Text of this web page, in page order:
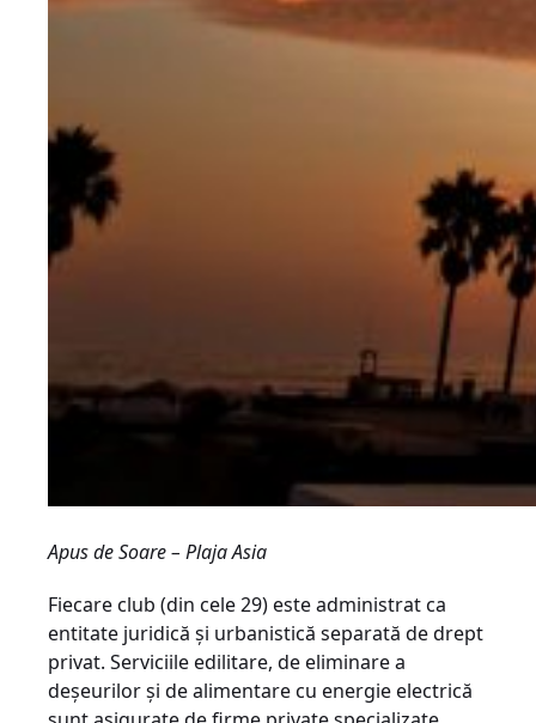
Apus de Soare – Plaja Asia
Fiecare club (din cele 29) este administrat ca
entitate juridică și urbanistică separată de drept
privat. Serviciile edilitare, de eliminare a
deșeurilor și de alimentare cu energie electrică